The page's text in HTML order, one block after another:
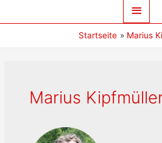
Startseite Marius
Marius